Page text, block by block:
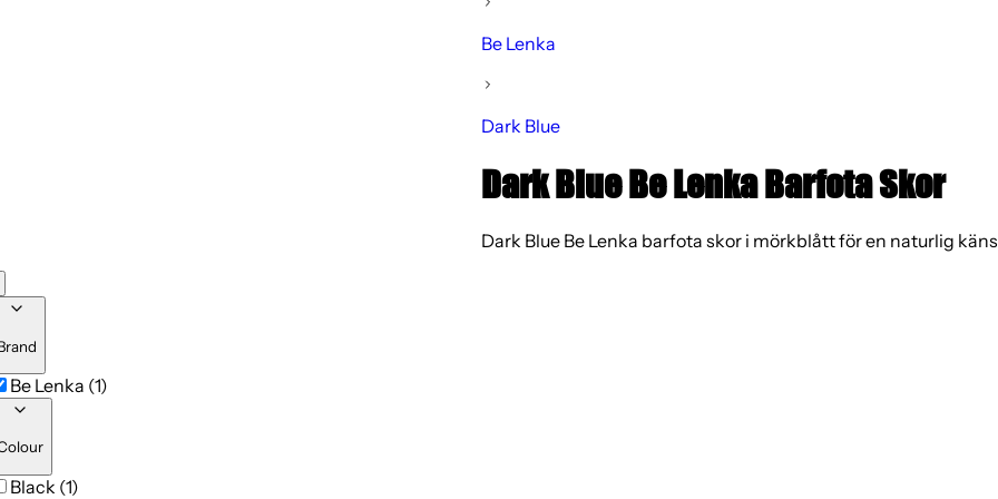
Be Lenka
Dark Blue
Dark Blue Be Lenka Barfota Skor
Dark Blue Be Lenka barfota skor i mörkblått för en naturlig
Be Lenka (1)
Black (1)